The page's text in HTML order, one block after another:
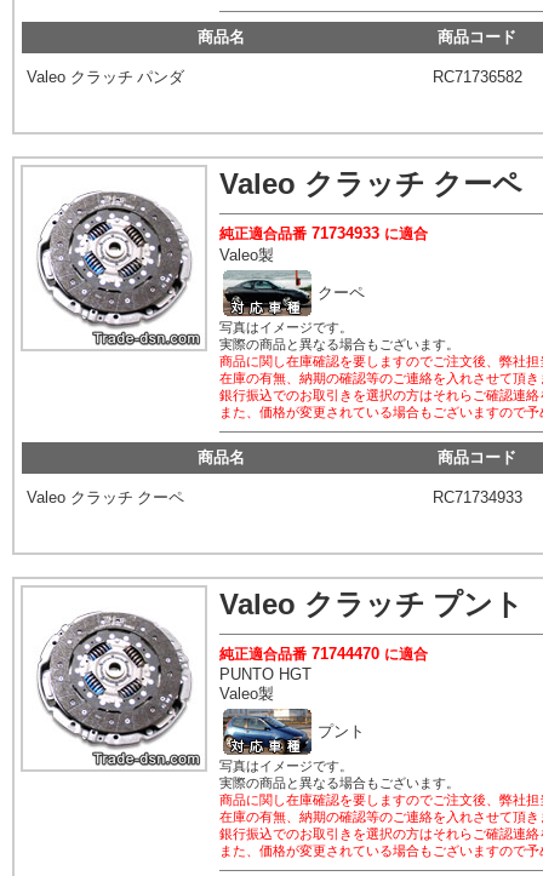
商品名 商品コード
Valeo クラッチ パンダ RC71736582
Valeo クラッチ クーペ
純正適合品番 71734933 に適合
Valeo製
クーペ
写真はイメージです。
実際の商品と異なる場合もございます。
商品に関し在庫確認を要しますのでご注文後、弊社担
在庫の有無、納期の確認等のご連絡を入れさせて頂き
銀行振込でのお取引きを選択の方はそれらご確認連
また、価格が変更されている場合もございますので
商品名 商品コード
Valeo クラッチ クーペ RC71734933
Valeo クラッチ プント
純正適合品番 71744470 に適合
PUNTO HGT
Valeo製
プント
写真はイメージです。
実際の商品と異なる場合もございます。
商品に関し在庫確認を要しますのでご注文後、弊社担
在庫の有無、納期の確認等のご連絡を入れさせて頂き
銀行振込でのお取引きを選択の方はそれらご確認連
また、価格が変更されている場合もございますので